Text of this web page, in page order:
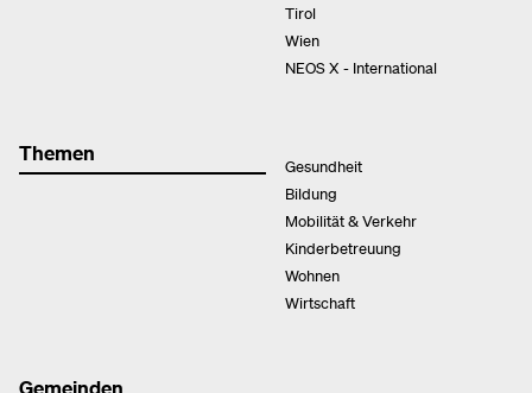
Tirol
Wien
NEOS X - International
Themen
Gesundheit
Bildung
Mobilität & Verkehr
Kinderbetreuung
Wohnen
Wirtschaft
Gemeinden